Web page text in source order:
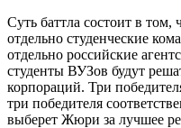
Суть баттла состоит в том,
отдельно студенческие
отдельно российские
студенты ВУЗов будут
корпораций. Три
три победителя
выберет Жюри за лучшее